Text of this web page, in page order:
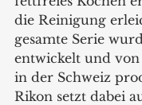
die Reinigung
gesamte Serie
entwickelt und
in der Schweiz
Rikon setzt dabei